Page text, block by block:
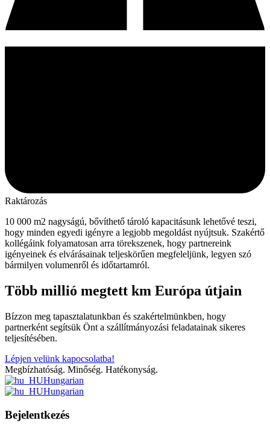
Raktározás
10 000 m2 nagyságú, bővíthető tároló kapacitásunk lehetővé teszi,
hogy minden egyedi igényre a legjobb megoldást nyújtsuk. Szakértő
kollégáink folyamatosan arra törekszenek, hogy partnereink
igényeinek és elvárásainak teljeskörűen megfeleljünk, legyen szó
bármilyen volumenről és időtartamról.
Több millió megtett km Európa útjain
Bízzon meg tapasztalatunkban és szakértelmünkben, hogy
partnerként segítsük Önt a szállítmányozási feladatainak sikeres
teljesítésében.
Lépjen velünk kapocsolatba!
Megbízhatóság. Minőség. Hatékonyság.
Hungarian
Hungarian
Bejelentkezés